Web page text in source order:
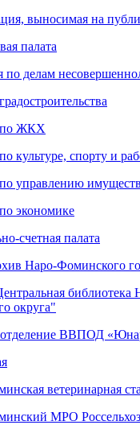
выносимая на
палата
по делам
по ЖКХ
культуре, спорту и
управлению
экономике
счетная палата
Наро-Фоминского
библиотека
округа"
ВВПОД
ветеринарная
МРО